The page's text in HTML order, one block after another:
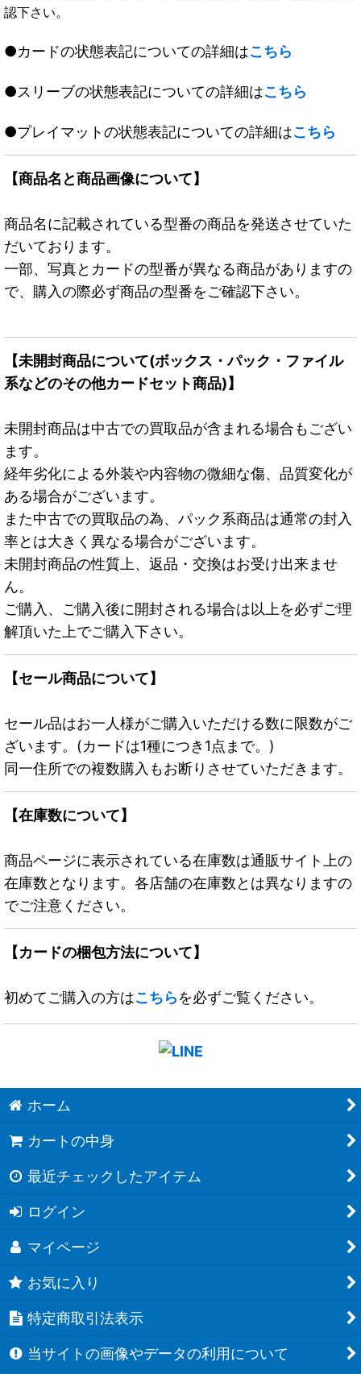
認下さい。
●カードの状態表記についての詳細はこちら
●スリーブの状態表記についての詳細はこちら
●プレイマットの状態表記についての詳細はこちら
【商品名と商品画像について】
商品名に記載されている型番の商品を発送させていた
だいております。
一部、写真とカードの型番が異なる商品がありますの
で、購入の際必ず商品の型番をご確認下さい。
【未開封商品について(ボックス・パック・ファイル
系などのその他カードセット商品)】
未開封商品は中古での買取品が含まれる場合もござい
ます。
経年劣化による外装や内容物の微細な傷、品質変化が
ある場合がございます。
また中古での買取品の為、パック系商品は通常の封入
率とは大きく異なる場合がございます。
未開封商品の性質上、返品・交換はお受け出来ませ
ん。
ご購入、ご購入後に開封される場合は以上を必ずご理
解頂いた上でご購入下さい。
【セール商品について】
セール品はお一人様がご購入いただける数に限数がご
ざいます。(カードは1種につき1点まで。)
同一住所での複数購入もお断りさせていただきます。
【在庫数について】
商品ページに表示されている在庫数は通販サイト上の
在庫数となります。各店舗の在庫数とは異なりますの
でご注意ください。
【カードの梱包方法について】
初めてご購入の方はこちらを必ずご覧ください。
ホーム
カートの中身
最近チェックしたアイテム
ログイン
マイページ
お気に入り
特定商取引法表示
当サイトの画像やデータの利用について